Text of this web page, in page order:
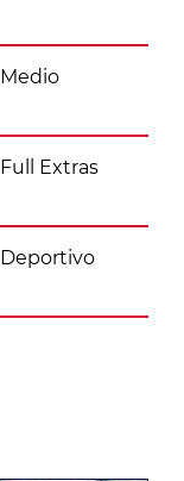
Medio
Full Extras
Deportivo